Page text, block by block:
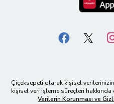
Çiçeksepeti olarak kişisel
kişisel veri işleme süreçleri
Verilerin Korunması ve